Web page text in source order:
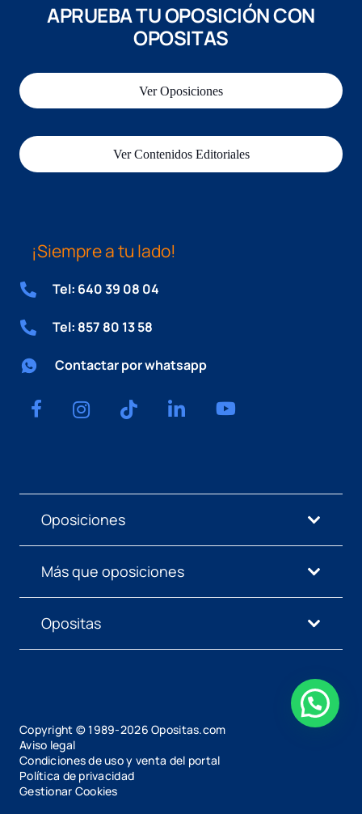
APRUEBA TU OPOSICIÓN CON
OPOSITAS
Ver Oposiciones
Ver Contenidos Editoriales
¡Siempre a tu lado!
Tel: 640 39 08 04
Tel: 857 80 13 58
Contactar por whatsapp
Oposiciones
Más que oposiciones
Opositas
Copyright © 1989-2026 Opositas.com
Aviso legal
Condiciones de uso y venta del portal
Política de privacidad
Gestionar Cookies